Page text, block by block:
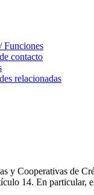
Funciones
contacto
relacionadas
y Cooperativas de
14. En particular,